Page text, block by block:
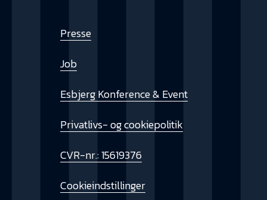
Presse
Job
Esbjerg Konference & Event
Privatlivs- og cookiepolitik
CVR-nr.: 15619376
Cookieindstillinger